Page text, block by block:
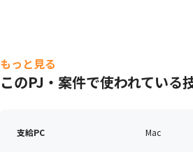
もっと見る
このPJ・案件で使われている
支給PC Mac